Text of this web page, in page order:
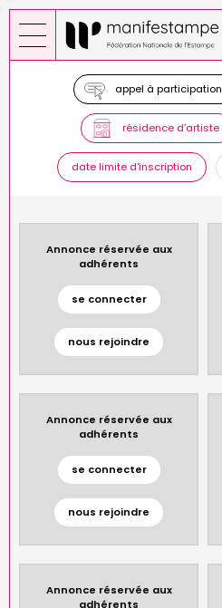
Aller
au
contenu
appel à participation
résidence d’artiste
date limite d'inscription
Annonce réservée aux
adhérents
se connecter
nous rejoindre
Annonce réservée aux
adhérents
se connecter
nous rejoindre
Annonce réservée aux
adhérents